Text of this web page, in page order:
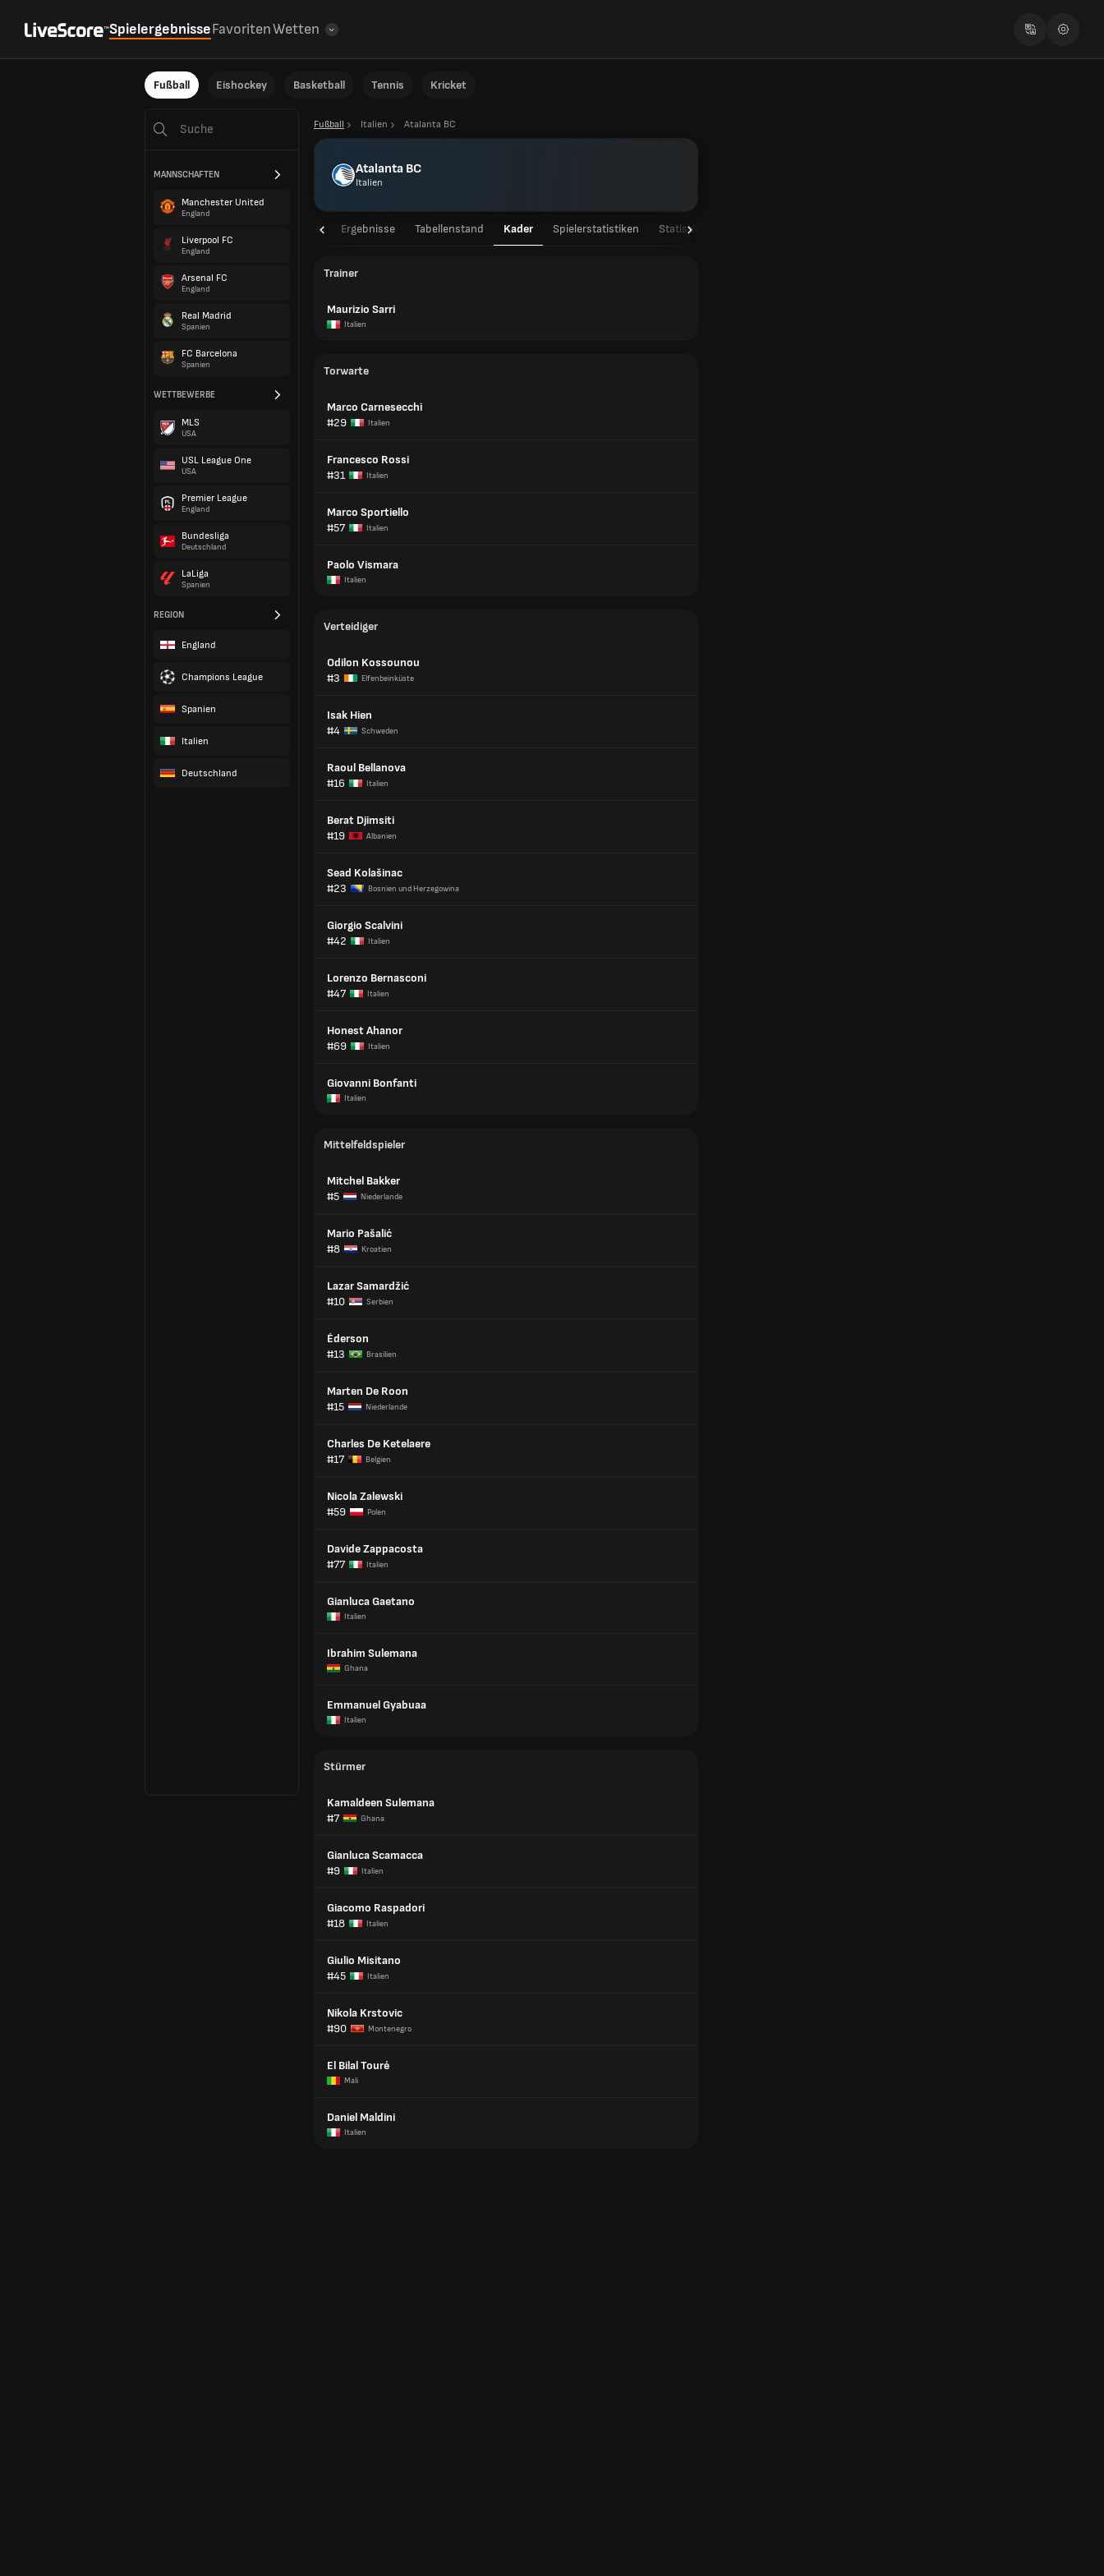
SpielergebnisseFavoritenWetten
Fußball Eishockey Basketball Tennis Kricket
MANNSCHAFTEN
Manchester United
England
Liverpool FC
England
Arsenal FC
England
Real Madrid
Spanien
FC Barcelona
Spanien
WETTBEWERBE
MLS
USA
USL League One
USA
Premier League
England
Bundesliga
Deutschland
LaLiga
Spanien
REGION
England
Champions League
Spanien
Italien
Deutschland
Fußball Italien Atalanta BC
Atalanta BC
Italien
Spielpläne Ergebnisse Tabellenstand Kader Spielerstatistiken Statistiken
Trainer
Maurizio Sarri
Italien
Torwarte
Marco Carnesecchi
#29
Italien
Francesco Rossi
#31
Italien
Marco Sportiello
#57
Italien
Paolo Vismara
Italien
Verteidiger
Odilon Kossounou
#3
Elfenbeinküste
Isak Hien
#4
Schweden
Raoul Bellanova
#16
Italien
Berat Djimsiti
#19
Albanien
Sead Kolašinac
#23
Bosnien und Herzegowina
Giorgio Scalvini
#42
Italien
Lorenzo Bernasconi
#47
Italien
Honest Ahanor
#69
Italien
Giovanni Bonfanti
Italien
Mittelfeldspieler
Mitchel Bakker
#5
Niederlande
Mario Pašalić
#8
Kroatien
Lazar Samardžić
#10
Serbien
Éderson
#13
Brasilien
Marten De Roon
#15
Niederlande
Charles De Ketelaere
#17
Belgien
Nicola Zalewski
#59
Polen
Davide Zappacosta
#77
Italien
Gianluca Gaetano
Italien
Ibrahim Sulemana
Ghana
Emmanuel Gyabuaa
Italien
Stürmer
Kamaldeen Sulemana
#7
Ghana
Gianluca Scamacca
#9
Italien
Giacomo Raspadori
#18
Italien
Giulio Misitano
#45
Italien
Nikola Krstovic
#90
Montenegro
El Bilal Touré
Mali
Daniel Maldini
Italien